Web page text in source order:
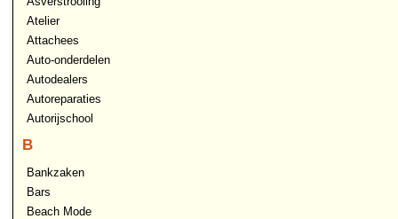
Atelier
Attachees
Auto-onderdelen
Autodealers
Autoreparaties
Autorijschool
B
Bankzaken
Bars
Beach Mode